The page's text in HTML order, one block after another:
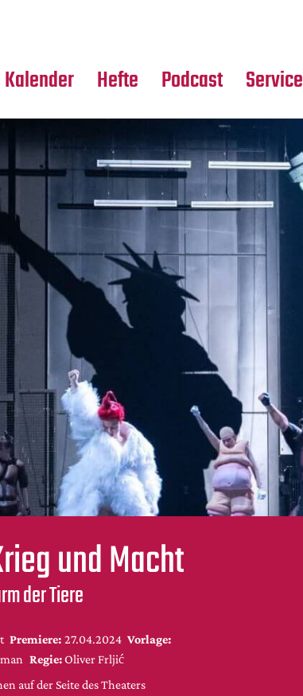
Kalender Hefte Podcast Service
und Macht
der Tiere
Premiere: 27.04.2024 Vorlage:
Regie: Oliver Frljić
auf der Seite des Theaters